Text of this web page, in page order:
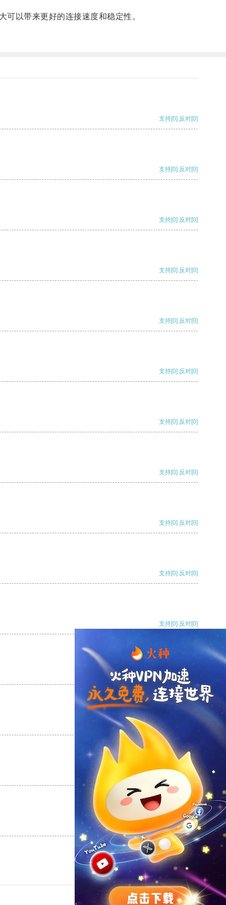
以带来更好的连接速度和稳定性。
支持[0] 反对[0]
支持[0] 反对[0]
支持[0] 反对[0]
支持[0] 反对[0]
支持[0] 反对[0]
支持[0] 反对[0]
支持[0] 反对[0]
支持[0] 反对[0]
支持[0] 反对[0]
支持[0] 反对[0]
支持[0] 反对[0]
支持[0] 反对
支持
反对 [0]
支持[0] 反对[0]